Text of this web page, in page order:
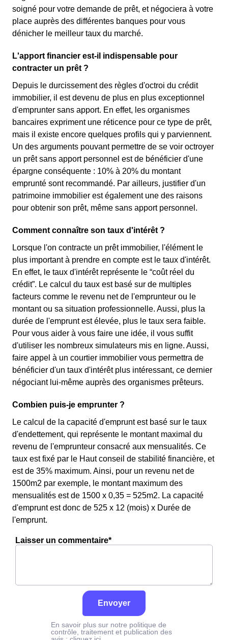
soigné pour votre demande de prêt, et négociera à votre
place auprès des différentes banques pour vous
dénicher le meilleur taux du marché.
L'apport financier est-il indispensable pour
contracter un prêt ?
Depuis le durcissement des règles d'octroi du crédit
immobilier, il est devenu de plus en plus exceptionnel
d'emprunter sans apport. En effet, les organismes
bancaires expriment une réticence pour ce type de prêt,
mais il existe encore quelques profils qui y parviennent.
Un des arguments pouvant permettre de se voir octroyer
un prêt sans apport personnel est de bénéficier d'une
épargne conséquente : 10% à 20% du montant
emprunté sont recommandé. Par ailleurs, justifier d'un
patrimoine immobilier est également une des raisons
pour obtenir son prêt, même sans apport personnel.
Comment connaître son taux d'intérêt ?
Lorsque l'on contracte un prêt immobilier, l'élément le
plus important à prendre en compte est le taux d'intérêt.
En effet, le taux d'intérêt représente le “coût réel du
crédit”. Le calcul du taux est basé sur de multiples
facteurs comme le revenu net de l'emprunteur ou le
montant ou sa situation professionnelle. Aussi, plus la
durée de l'emprunt est élevée, plus le taux sera faible.
Pour vous aider à vous faire une idée, il vous suffit
d'utiliser les nombreux simulateurs mis en ligne. Aussi,
faire appel à un courtier immobilier vous permettra de
bénéficier d'un taux d'intérêt plus intéressant, ce dernier
négociant lui-même auprès des organismes prêteurs.
Combien puis-je emprunter ?
Le calcul de la capacité d'emprunt est basé sur le taux
d'endettement, qui représente le montant maximal du
revenu de l'emprunteur consacré aux mensualités. Ce
taux est fixé par le Haut conseil de stabilité financière, et
est de 35% maximum. Ainsi, pour un revenu net de
1500m2 par exemple, le montant maximum des
mensualités est de 1500 x 0,35 = 525m2. La capacité
d'emprunt est donc de 525 x 12 (mois) x Durée de
l'emprunt.
Laisser un commentaire*
Envoyer
En savoir plus sur notre politique de
contrôle, traitement et publication des